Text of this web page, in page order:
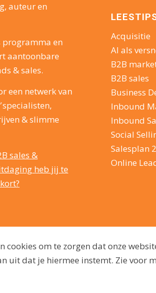
auteur en
programma en
aantoonbare
& sales.
een netwerk van
specialisten,
& slimme
sales &
heb jij te
Acquisitie
AI als
B2B
B2B sales
Business
Inbound
Inbound
Social
Salesplan
Online
cookies om te zorgen dat onze
uit dat je hiermee instemt. Zie voor